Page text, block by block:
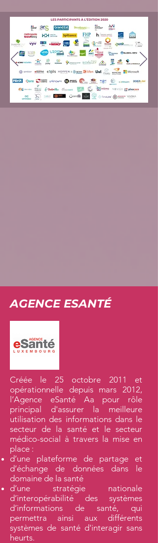
AGENCE ESANTÉ
Créée le 25 octobre 2011 et
opérationnelle depuis mars 2012,
l’Agence eSanté Aa pour rôle
principal d'assurer la meilleure
utilisation des informations dans le
secteur de la santé et le secteur
médico-social à travers la mise en
place :
d’une plateforme de partage et
d’échange de données dans le
domaine de la santé
d’une stratégie nationale
d’interopérabilité des systèmes
d’informations de santé, qui
permettra ainsi aux différents
systèmes de santé d'interagir sans
heurts.